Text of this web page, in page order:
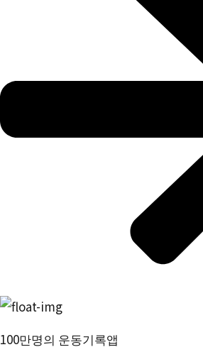
100만명의 운동기록앱